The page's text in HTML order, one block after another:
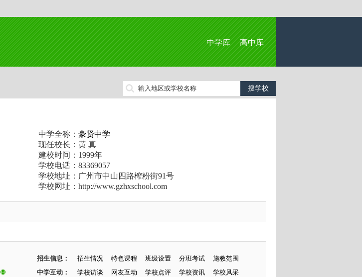
中学库 高中库
中学全称： 豪贤中学
现任校长：黄 真
建校时间：1999年
学校电话：83369057
学校地址：广州市中山四路榨粉街91号
学校网址：http://www.gzhxschool.com
招生信息： 招生情况 特色课程 班级设置 分班考试
施教范围
中学互动： 学校访谈 网友互动 学校点评 学校资讯
学校风采